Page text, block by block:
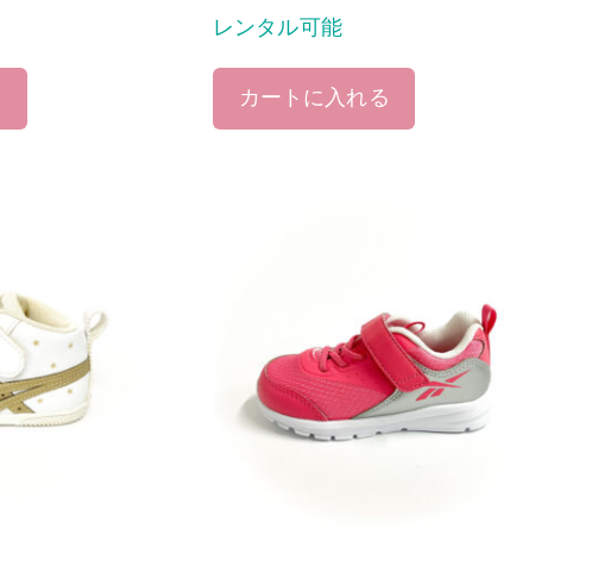
レンタル可能
カートに入れる